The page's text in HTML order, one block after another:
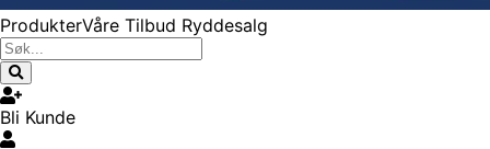
ProdukterVåre Tilbud Ryddesalg
Bli Kunde